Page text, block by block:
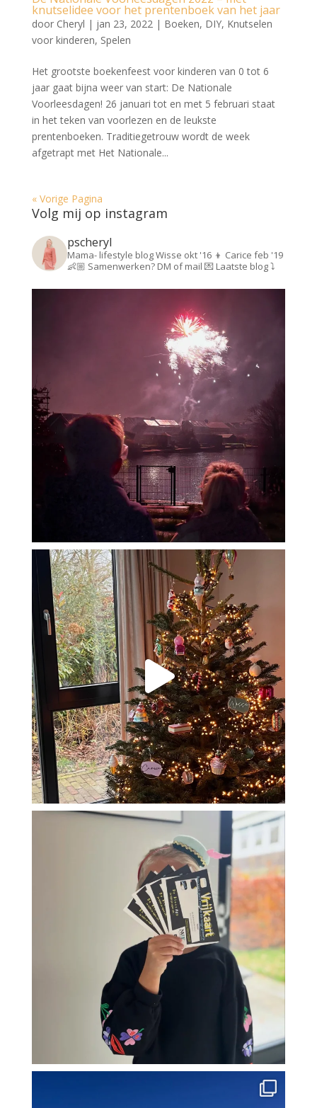
knutselidee voor het prentenboek van het jaar
door Cheryl | jan 23, 2022| Boeken, DIY, Knutselen
voor kinderen, Spelen
Het grootste boekenfeest voor kinderen van 0 tot 6
jaar gaat bijna weer van start: De Nationale
Voorleesdagen! 26 januari tot en met 5 februari staat
in het teken van voorlezen en de leukste
prentenboeken. Traditiegetrouw wordt de week
afgetrapt met Het Nationale...
« Vorige Pagina
Volg mij op instagram
pscheryl
Mama- lifestyle blogWisse okt '16 👦 Carice feb '19
👶🏼 Samenwerken? DM of mail 💌Laatste blog ⤵️